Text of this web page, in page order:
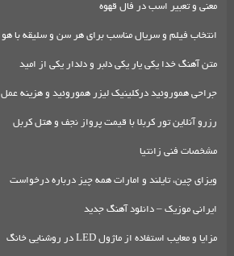
معنی و تعبیر اسب در فال قهوه
انتخاب فیلم و سریال مناسب برای هر سن و سلیقه با هو
متن آهنگ خدا یکی یار یکی دلبر و دلدار یکی از امید
جراحی هموروئید درکلینیک لیزر هموروئید و هزینه عمل
رزرو آنلاین تور کربلا با قیمت پرواز نجف و هتل کربل
مشخصات فنی زانتیا
ویزای چین، تایلند و امارات همه چیز درباره درخواست
ایرانی موزیک – دانلود آهنگ جدید
مزایا و معایب استفاده از ماژول LED در روشنایی خانگ